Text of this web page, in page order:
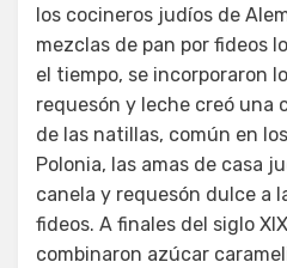
los cocineros judíos de
mezclas de pan por fideos
el tiempo, se incorporaron
requesón y leche creó una
de las natillas, común en
Polonia, las amas de casa
canela y requesón dulce a
fideos. A finales del siglo
combinaron azúcar